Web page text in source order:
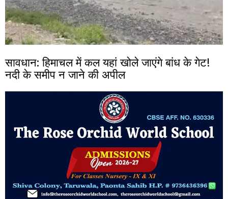
सावधान: हिमाचल में कल यहां खोले जाएंगे बांध के गेट!
नदी के समीप न जाने की अपील